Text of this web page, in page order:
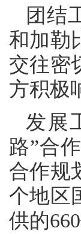
团结
和加勒
交往密
方积极
发展
路”合
合作规
个地区
供的